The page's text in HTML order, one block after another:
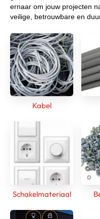
ernaar om jouw projecten
veilige, betrouwbare en
Kabel
Schakelmateriaal